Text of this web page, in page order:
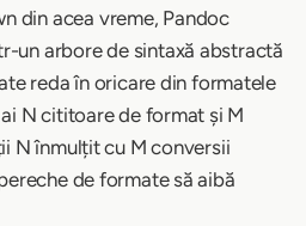
din acea vreme, Pandoc
un arbore de sintaxă abstractă
reda în oricare din formatele
N cititoare de format și M
N înmulțit cu M conversii
de formate să aibă